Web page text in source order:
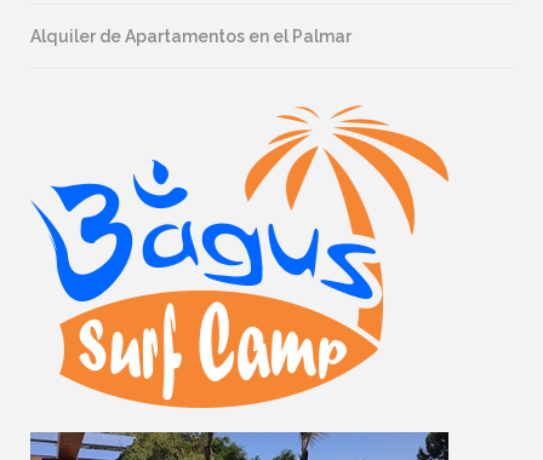
Alquiler de Apartamentos en el Palmar